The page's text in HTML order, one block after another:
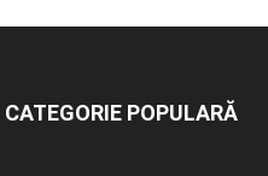
CATEGORIE POPULARĂ